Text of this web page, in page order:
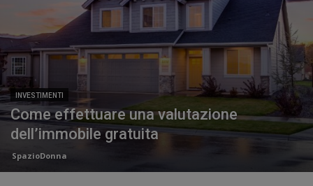
INVESTIMENTI
Come effettuare una valutazione
dell’immobile gratuita
SpazioDonna